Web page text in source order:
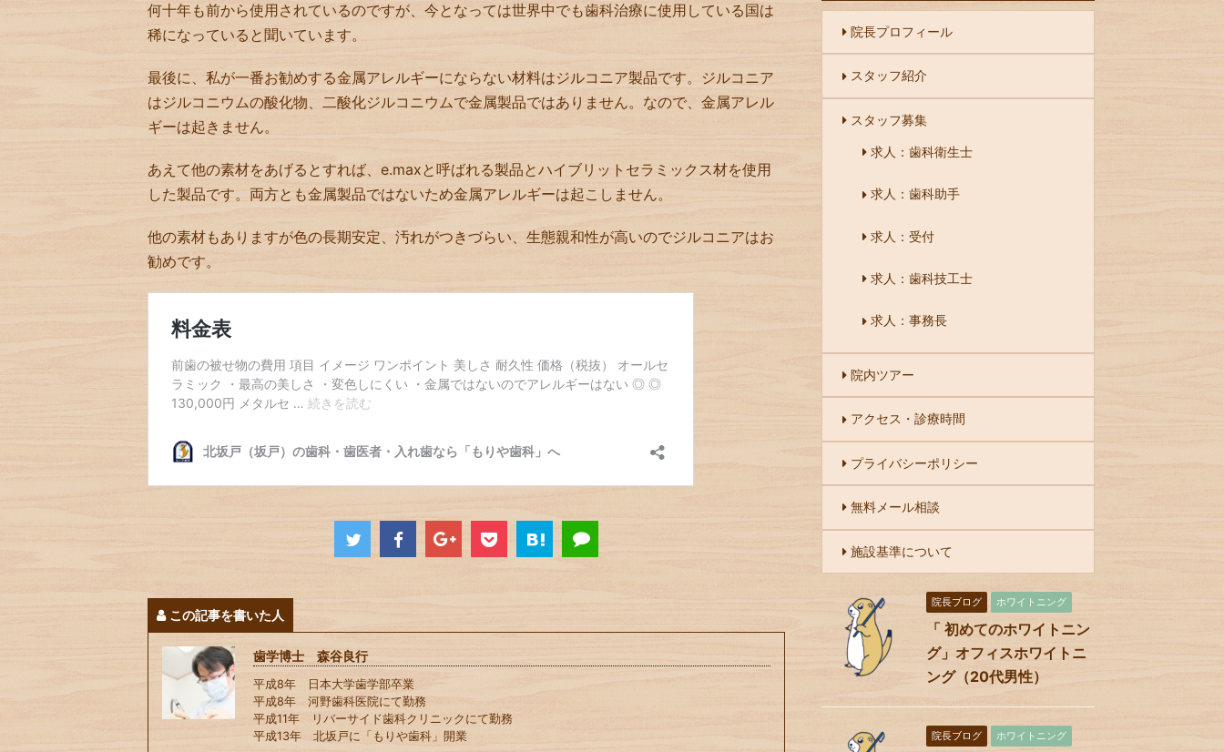
何十年も前から使用されているのですが、今となっては世界中でも歯科治療に使用している国は
稀になっていると聞いています。
最後に、私が一番お勧めする金属アレルギーにならない材料はジルコニア製品です。ジルコニア
はジルコニウムの酸化物、二酸化ジルコニウムで金属製品ではありません。なので、金属アレル
ギーは起きません。
あえて他の素材をあげるとすれば、e.maxと呼ばれる製品とハイブリットセラミックス材を使用
した製品です。両方とも金属製品ではないため金属アレルギーは起こしません。
他の素材もありますが色の長期安定、汚れがつきづらい、生態親和性が高いのでジルコニアはお
勧めです。
この記事を書いた人
歯学博士 森谷良行
平成8年 日本大学歯学部卒業
平成8年 河野歯科医院にて勤務
平成11年 リバーサイド歯科クリニックにて勤務
平成13年 北坂戸に「もりや歯科」開業
院長プロフィール
スタッフ紹介
スタッフ募集
求人：歯科衛生士
求人：歯科助手
求人：受付
求人：歯科技工士
求人：事務長
院内ツアー
アクセス・診療時間
プライバシーポリシー
無料メール相談
施設基準について
院長ブログ ホワイトニング
「 初めてのホワイトニン
グ」オフィスホワイトニ
ング（20代男性）
院長ブログ ホワイトニング